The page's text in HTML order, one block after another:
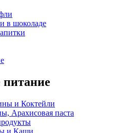
в шоколаде
питание
и Коктейли
Арахисовая паста
и Каши